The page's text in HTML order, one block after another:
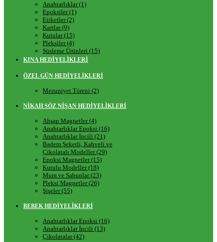
Anahtarlıklar (1)
Epoksiler (1)
Etiketler (2)
Kartlar (9)
Kutular (15)
Pleksiler (4)
Süsleme Ürünleri (15)
KINA HEDİYELİKLERİ
ÖZEL GÜN HEDİYELİKLERİ
Mezuniyet Töreni (2)
NİKAH SÖZ NİŞAN HEDİYELİKLERİ
Ahşap Magnetler (4)
Anahtarlıklar Epoksi (16)
Anahtarlıklar İncili (21)
Badem Şekerli, Kahveli ve
Çikolatalı Modeller (29)
Epoksi Magnetler (15)
Kutulu Modeller (18)
Mum ve Sabunlar (23)
Pleksi Magnetler (26)
Şişeler (55)
BEBEK HEDİYELİKLERİ
Anahtarlıklar Epoksi (16)
Anahtarlıklar İncili (13)
Çikolatalar (42)